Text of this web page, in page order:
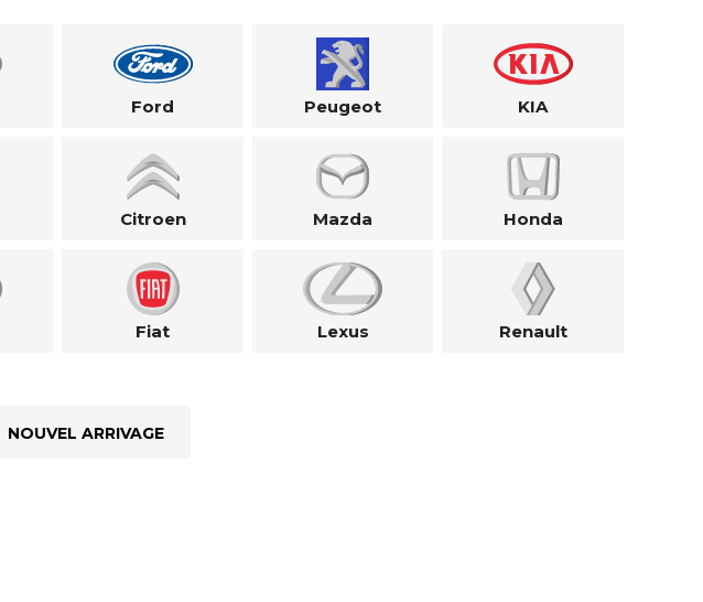
Ford Peugeot KIA
Citroen Mazda Honda
Fiat Lexus Renault
NOUVEL ARRIVAGE